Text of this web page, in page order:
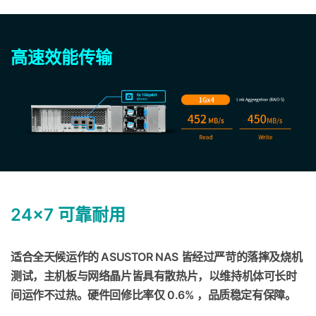
高速效能传输
24x7 可靠耐用
适合全天候运作的 ASUSTOR NAS 皆经过严苛的落摔及烧机
测试，主机板与网络晶片皆具有散热片，以维持机体可长时
间运作不过热。硬件回修比率仅 0.6% ，品质稳定有保障。